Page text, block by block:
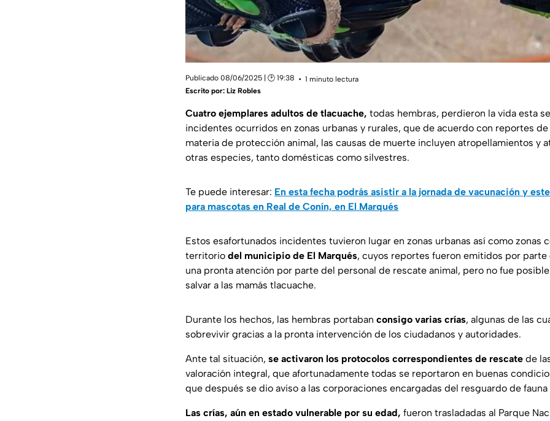
Publicado 08/06/2025 | 🕑 19:38
1 minuto lectura
Escrito por: Liz Robles
Cuatro ejemplares adultos de tlacuache, todas hembras, perdieron la vida esta
incidentes ocurridos en zonas urbanas y rurales, que de acuerdo con reportes
materia de protección animal, las causas de muerte incluyen atropellamientos y
otras especies, tanto domésticas como silvestres.
Te puede interesar: En esta fecha podrás asistir a la jornada de vacunación y
para mascotas en Real de Conín, en El Marqués
Estos esafortunados incidentes tuvieron lugar en zonas urbanas así como zonas
territorio del municipio de El Marqués, cuyos reportes fueron emitidos por parte
una pronta atención por parte del personal de rescate animal, pero no fue
salvar a las mamás tlacuache.
Durante los hechos, las hembras portaban consigo varias crías, algunas de las
sobrevivir gracias a la pronta intervención de los ciudadanos y autoridades.
Ante tal situación, se activaron los protocolos correspondientes de rescate de
valoración integral, que afortunadamente todas se reportaron en buenas
que después se dio aviso a las corporaciones encargadas del resguardo de
Las crías, aún en estado vulnerable por su edad, fueron trasladadas al Parque